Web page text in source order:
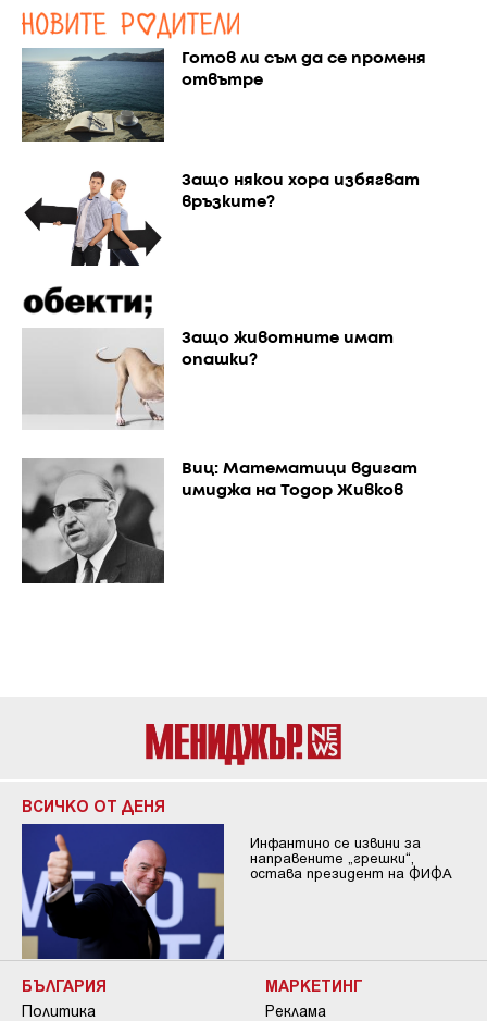
Готов ли съм да се променя
отвътре
Защо някои хора избягват
връзките?
Защо животните имат
опашки?
Виц: Математици вдигат
имиджа на Тодор Живков
ВСИЧКО ОТ ДЕНЯ
Инфантино се извини за
направените „грешки“,
остава президент на ФИФА
БЪЛГАРИЯ
Политика
МАРКЕТИНГ
Реклама